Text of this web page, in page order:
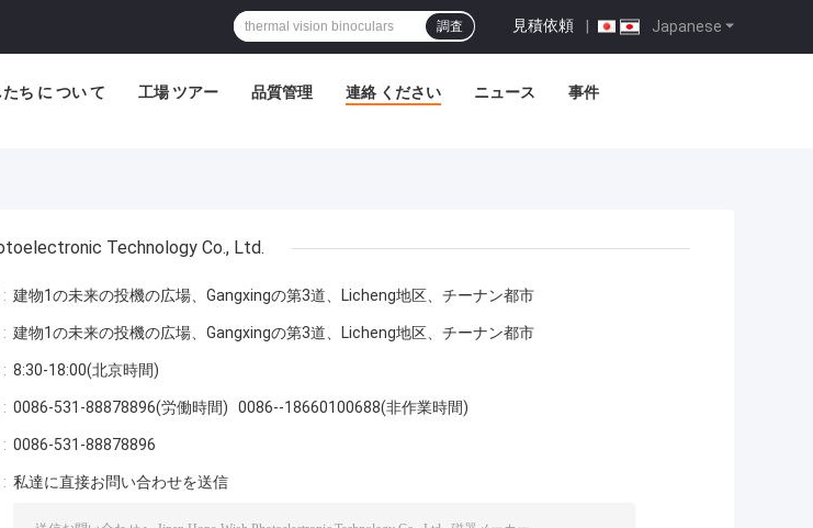
Japanese
見積依頼 |
調査
ち に つい て 工場 ツアー 品質管理 連絡 ください ニュース 事件
Technology Co., Ltd.
建物1の未来の投機の広場、Gangxingの第3道、Licheng地区、チーナン都市
建物1の未来の投機の広場、Gangxingの第3道、Licheng地区、チーナン都市
8:30-18:00(北京時間)
0086-531-88878896(労働時間) 0086--18660100688(非作業時間)
0086-531-88878896
私達に直接お問い合わせを送信